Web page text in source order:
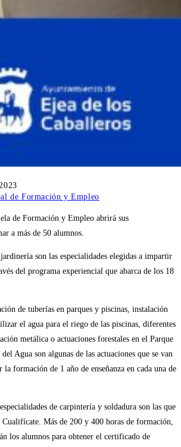
de Formación y Empleo
de Formación y Empleo abrirá sus
a más de 50 alumnos.
son las especialidades elegidas a impartir
del programa experiencial que abarca de los 18
de tuberías en parques y piscinas, instalación
el agua para el riego de las piscinas, diferentes
metálica o actuaciones forestales en el Parque
Agua son algunas de las actuaciones que se van
formación de 1 año de enseñanza en cada una de
de carpintería y soldadura son las que
Más de 200 y 400 horas de formación,
los alumnos para obtener el certificado de